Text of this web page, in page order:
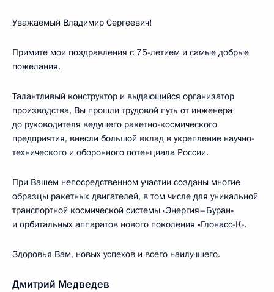
Уважаемый Владимир Сергеевич!
Примите мои поздравления с 75-летием и самые добрые
пожелания.
Талантливый конструктор и выдающийся организатор
производства, Вы прошли трудовой путь от инженера
до руководителя ведущего ракетно-космического
предприятия, внесли большой вклад в укрепление научно-
технического и оборонного потенциала России.
При Вашем непосредственном участии созданы многие
образцы ракетных двигателей, в том числе для уникальной
транспортной космической системы «Энергия–Буран»
и орбитальных аппаратов нового поколения «Глонасс-К».
Здоровья Вам, новых успехов и всего наилучшего.
Дмитрий Медведев